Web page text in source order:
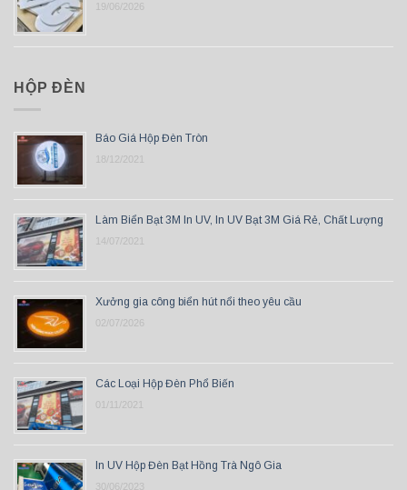
19/06/2026
HỘP ĐÈN
Báo Giá Hộp Đèn Tròn
18/12/2021
Làm Biển Bạt 3M In UV, In UV Bạt 3M Giá Rẻ, Chất Lượng
14/07/2021
Xưởng gia công biển hút nổi theo yêu cầu
02/07/2026
Các Loại Hộp Đèn Phổ Biến
01/11/2021
In UV Hộp Đèn Bạt Hồng Trà Ngô Gia
30/06/2023